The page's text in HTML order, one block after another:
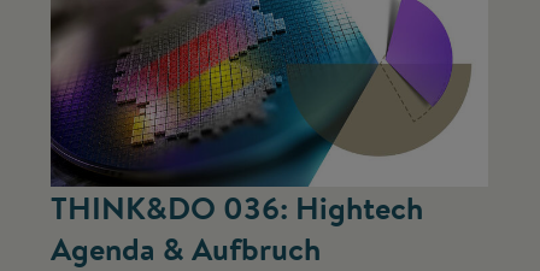
THINK&DO 036: Hightech
Agenda & Aufbruch